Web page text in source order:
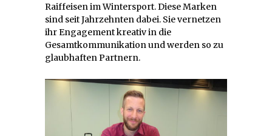
Raiffeisen im Wintersport. Diese Marken
sind seit Jahrzehnten dabei. Sie vernetzen
ihr Engagement kreativ in die
Gesamtkommunikation und werden so zu
glaubhaften Partnern.